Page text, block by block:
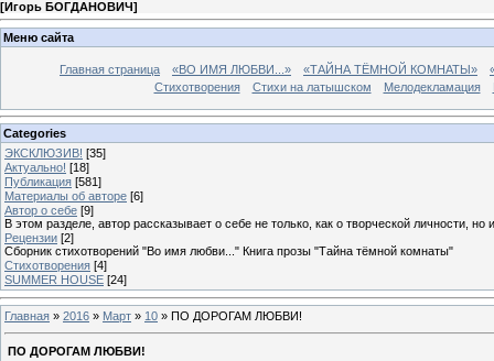
[Игорь БОГДАНОВИЧ]
Меню сайта
Главная страница «ВО ИМЯ ЛЮБВИ...» «ТАЙНА ТЁМНОЙ КОМНАТЫ»
Стихотворения
Стихи на латышском Мелодекламация
Categories
ЭКСКЛЮЗИВ! [35]
Актуально! [18]
Публикация [581]
Материалы об авторе [6]
Автор о себе [9]
В этом разделе, автор рассказывает о себе не только, как о творческой личности,
Рецензии [2]
Сборник стихотворений "Во имя любви..." Книга прозы "Тайна тёмной комнаты"
Стихотворения [4]
SUMMER HOUSE [24]
Главная » 2016 » Март » 10 » ПО ДОРОГАМ ЛЮБВИ!
ПО ДОРОГАМ ЛЮБВИ!